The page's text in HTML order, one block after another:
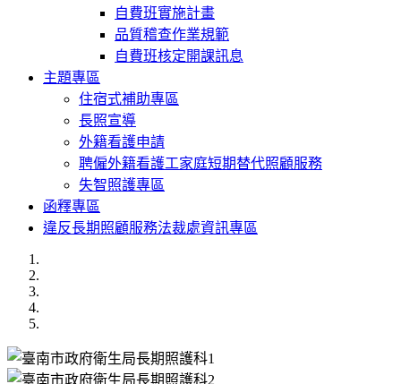
自費班實施計畫
品質稽查作業規範
自費班核定開課訊息
主題專區
住宿式補助專區
長照宣導
外籍看護申請
聘僱外籍看護工家庭短期替代照顧服務
失智照護專區
函釋專區
違反長期照顧服務法裁處資訊專區